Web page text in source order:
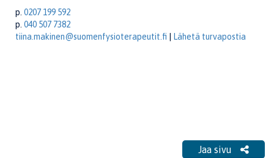
p. 0207 199 592
p. 040 507 7382
tiina.makinen@suomenfysioterapeutit.fi
Lähetä turvapostia
Jaa sivu